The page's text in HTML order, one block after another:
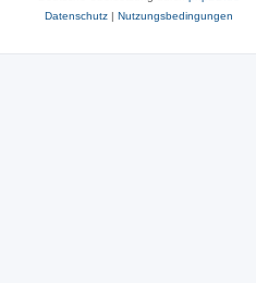
Datenschutz | Nutzungsbedingungen